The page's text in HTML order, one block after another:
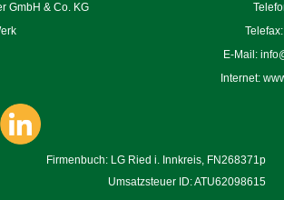
GmbH & Co. KG
E-Mail:
Internet:
Firmenbuch: LG Ried i. Innkreis, FN268371p
Umsatzsteuer ID: ATU62098615